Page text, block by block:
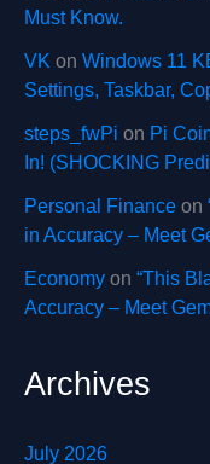
Must Know.
VK on Windows 11
Settings, Taskbar,
steps_fwPi on Pi
In! (SHOCKING
Personal Finance on
in Accuracy – Meet
Economy on “This
Accuracy – Meet
Archives
July 2026